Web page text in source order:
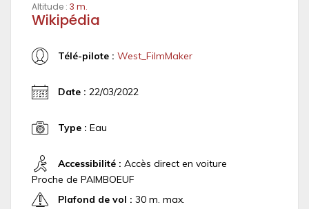
Altitude : 3 m.
Wikipédia
Télé-pilote : West_FilmMaker
Date : 22/03/2022
Type : Eau
Accessibilité : Accès direct en voiture
Proche de PAIMBOEUF
Plafond de vol : 30 m. max.